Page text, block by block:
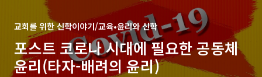
교회를 위한 신학이야기/교육•윤리와 신학
포스트 코로나 시대에 필요한 공동체
윤리(타자-배려의 윤리)